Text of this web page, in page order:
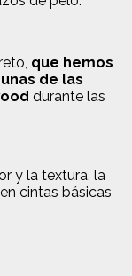
que hemos
de las
durante las
y la textura, la
cintas básicas